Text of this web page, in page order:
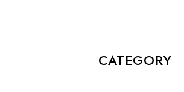
2026/01/16
CATEGORY